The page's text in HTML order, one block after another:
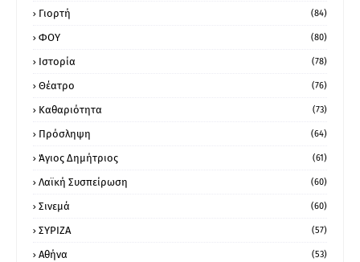
Γιορτή (84)
ΦΟΥ (80)
Ιστορία (78)
Θέατρο (76)
Καθαριότητα (73)
Πρόσληψη (64)
Άγιος Δημήτριος (61)
Λαϊκή Συσπείρωση (60)
Σινεμά (60)
ΣΥΡΙΖΑ (57)
Αθήνα (53)